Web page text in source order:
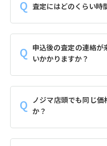
査定にはどのくらい時
申込後の査定の連絡が
いかかりますか？
ノジマ店頭でも同じ
か？